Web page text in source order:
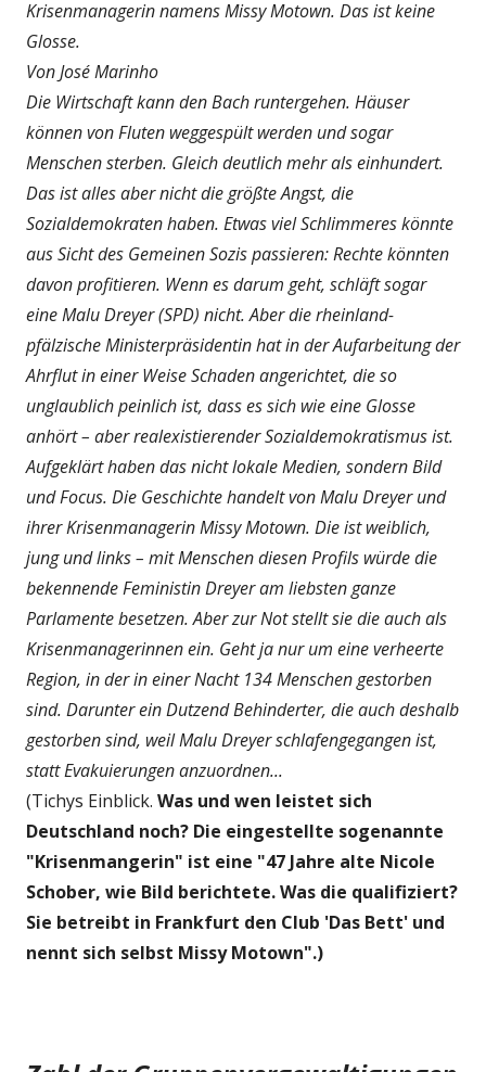
Krisenmanagerin namens Missy Motown. Das ist keine
Glosse.
Von José Marinho
Die Wirtschaft kann den Bach runtergehen. Häuser
können von Fluten weggespült werden und sogar
Menschen sterben. Gleich deutlich mehr als einhundert.
Das ist alles aber nicht die größte Angst, die
Sozialdemokraten haben. Etwas viel Schlimmeres könnte
aus Sicht des Gemeinen Sozis passieren: Rechte könnten
davon profitieren. Wenn es darum geht, schläft sogar
eine Malu Dreyer (SPD) nicht. Aber die rheinland-
pfälzische Ministerpräsidentin hat in der Aufarbeitung der
Ahrflut in einer Weise Schaden angerichtet, die so
unglaublich peinlich ist, dass es sich wie eine Glosse
anhört – aber realexistierender Sozialdemokratismus ist.
Aufgeklärt haben das nicht lokale Medien, sondern Bild
und Focus. Die Geschichte handelt von Malu Dreyer und
ihrer Krisenmanagerin Missy Motown. Die ist weiblich,
jung und links – mit Menschen diesen Profils würde die
bekennende Feministin Dreyer am liebsten ganze
Parlamente besetzen. Aber zur Not stellt sie die auch als
Krisenmanagerinnen ein. Geht ja nur um eine verheerte
Region, in der in einer Nacht 134 Menschen gestorben
sind. Darunter ein Dutzend Behinderter, die auch deshalb
gestorben sind, weil Malu Dreyer schlafengegangen ist,
statt Evakuierungen anzuordnen...
(Tichys Einblick. Was und wen leistet sich
Deutschland noch? Die eingestellte sogenannte
"Krisenmangerin" ist eine "47 Jahre alte Nicole
Schober, wie Bild berichtete. Was die qualifiziert?
Sie betreibt in Frankfurt den Club 'Das Bett' und
nennt sich selbst Missy Motown".)